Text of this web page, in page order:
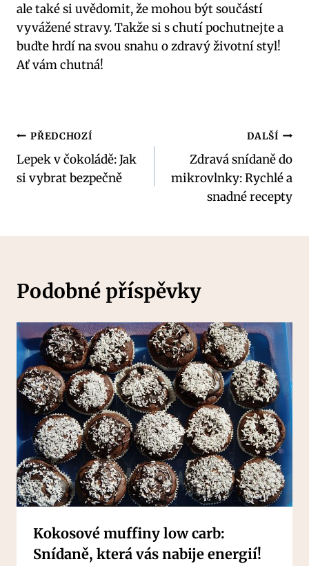
ale také si uvědomit, že mohou být součástí
vyvážené stravy. Takže si s chutí pochutnejte a
buďte hrdí na svou snahu o zdravý životní styl!
Ať vám chutná!
Navigace
pro
PŘEDCHOZÍ
Lepek v čokoládě: Jak
si vybrat bezpečně
DALŠÍ
Zdravá snídaně do
mikrovlnky: Rychlé a
snadné recepty
Podobné příspěvky
Kokosové muffiny low carb:
Snídaně, která vás nabije energií!